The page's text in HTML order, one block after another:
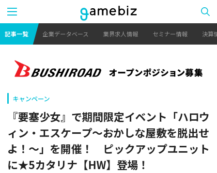
記事一覧 企業データベース 業界求人情報 セミナー情報 決算
キャンペーン
『要塞少女』で期間限定イベント「ハロウ
ィン・エスケープ～おかしな屋敷を脱出せ
よ！～」を開催！ ピックアップユニット
に★5カタリナ【HW】登場！